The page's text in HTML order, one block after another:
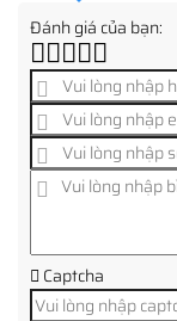
Đánh giá của bạn:
Captcha